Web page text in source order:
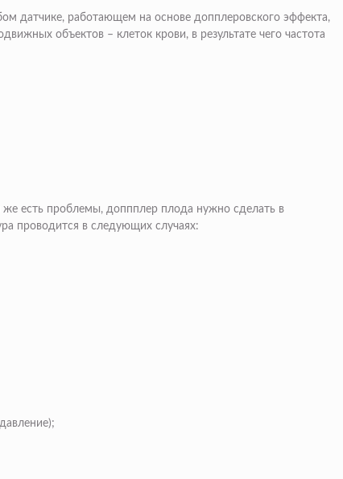
датчике, работающем на основе допплеровского эффекта,
объектов – клеток крови, в результате чего частота
есть проблемы, доппплер плода нужно сделать в
проводится в следующих случаях: